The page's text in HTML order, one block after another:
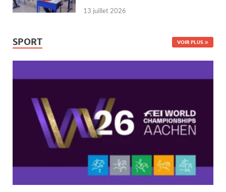
13 juillet 2026
SPORT VOIR PLUS